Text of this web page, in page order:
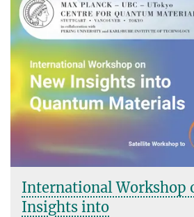
International Workshop
Insights into